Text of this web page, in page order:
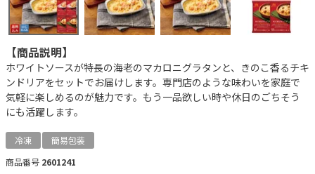
【商品説明】
ホワイトソースが特長の海老のマカロニグラタンと、きのこ香るチキ
ンドリアをセットでお届けします。専門店のような味わいを家庭で
気軽に楽しめるのが魅力です。もう一品欲しい時や休日のごちそう
にも活躍します。
冷凍
簡易包装
商品番号 2601241